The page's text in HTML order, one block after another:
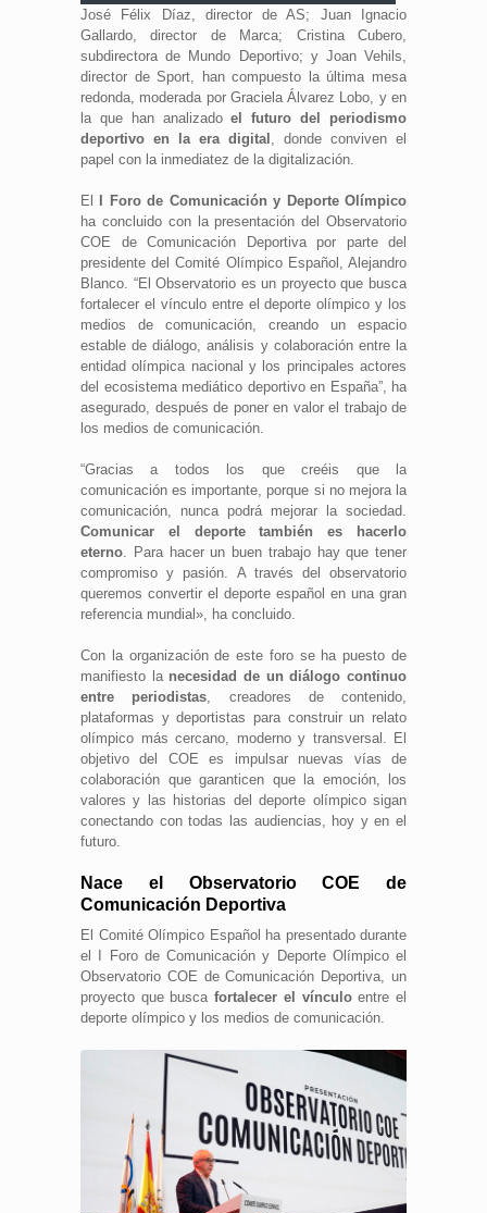
José Félix Díaz, director de AS; Juan Ignacio
Gallardo, director de Marca; Cristina Cubero,
subdirectora de Mundo Deportivo; y Joan Vehils,
director de Sport, han compuesto la última mesa
redonda, moderada por Graciela Álvarez Lobo, y en
la que han analizadoel futuro del periodismo
deportivo en la era digital , donde conviven el
papel con la inmediatez de la digitalización.
El I Foro de Comunicación y Deporte Olímpico
ha concluido con la presentación del Observatorio
COE de Comunicación Deportiva por parte del
presidente del Comité Olímpico Español, Alejandro
Blanco. “El Observatorio es un proyecto que busca
fortalecer el vínculo entre el deporte olímpico y los
medios de comunicación, creando un espacio
estable de diálogo, análisis y colaboración entre la
entidad olímpica nacional y los principales actores
del ecosistema mediático deportivo en España”, ha
asegurado, después de poner en valor el trabajo de
los medios de comunicación.
“Gracias a todos los que creéis que la
comunicación es importante, porque si no mejora la
comunicación, nunca podrá mejorar la sociedad.
Comunicar el deporte también es hacerlo
eterno . Para hacer un buen trabajo hay que tener
compromiso y pasión. A través del observatorio
queremos convertir el deporte español en una gran
referencia mundial», ha concluido.
Con la organización de este foro se ha puesto de
manifiesto la necesidad de un diálogo continuo
entre periodistas , creadores de contenido,
plataformas y deportistas para construir un relato
olímpico más cercano, moderno y transversal. El
objetivo del COE es impulsar nuevas vías de
colaboración que garanticen que la emoción, los
valores y las historias del deporte olímpico sigan
conectando con todas las audiencias, hoy y en el
futuro.
Nace el Observatorio COE de
Comunicación Deportiva
El Comité Olímpico Español ha presentado durante
el I Foro de Comunicación y Deporte Olímpico el
Observatorio COE de Comunicación Deportiva, un
proyecto que buscafortalecer el vínculoentre el
deporte olímpico y los medios de comunicación.